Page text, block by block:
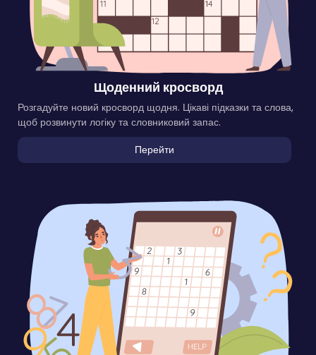
Щоденний кросворд
Розгадуйте новий кросворд щодня. Цікаві підказки та слова,
щоб розвинути логіку та словниковий запас.
Перейти